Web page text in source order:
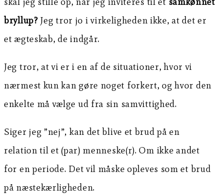
bryllup? Jeg tror jo i virkeligheden ikke, at det er
et ægteskab, de indgår.
Jeg tror, at vi er i en af de situationer, hvor vi
nærmest kun kan gøre noget forkert, og hvor den
enkelte må vælge ud fra sin samvittighed.
Siger jeg ”nej”, kan det blive et brud på en
relation til et (par) menneske(r). Om ikke andet
for en periode. Det vil måske opleves som et brud
på næstekærligheden.